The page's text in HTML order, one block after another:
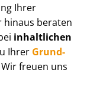
Ihrer
hinaus beraten
inhaltlichen
Ihrer Grund­
Wir freuen uns